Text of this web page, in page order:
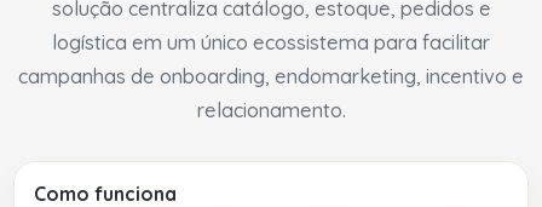
solução centraliza catálogo, estoque, pedidos e
logística em um único ecossistema para facilitar
campanhas de onboarding, endomarketing, incentivo e
relacionamento.
Como funciona